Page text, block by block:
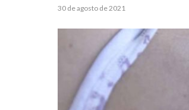
30 de agosto de 2021